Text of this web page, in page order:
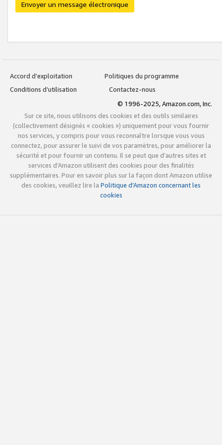
Envoyer un message électronique
Accord d’exploitation
Politiques du programme
Conditions d’utilisation
Contactez-nous
© 1996-2025, Amazon.com, Inc.
Sur ce site, nous utilisons des cookies et des outils similaires
(collectivement désignés « cookies ») uniquement pour vous fournir
nos services, y compris pour vous reconnaître lorsque vous vous
connectez, pour assurer le suivi de vos paramètres, pour améliorer la
sécurité et pour fournir un contenu. Il se peut que d’autres sites et
services d’Amazon utilisent des cookies pour des finalités
supplémentaires. Pour en savoir plus sur la façon dont Amazon utilise
des cookies, veuillez lire la Politique d’Amazon concernant les
cookies